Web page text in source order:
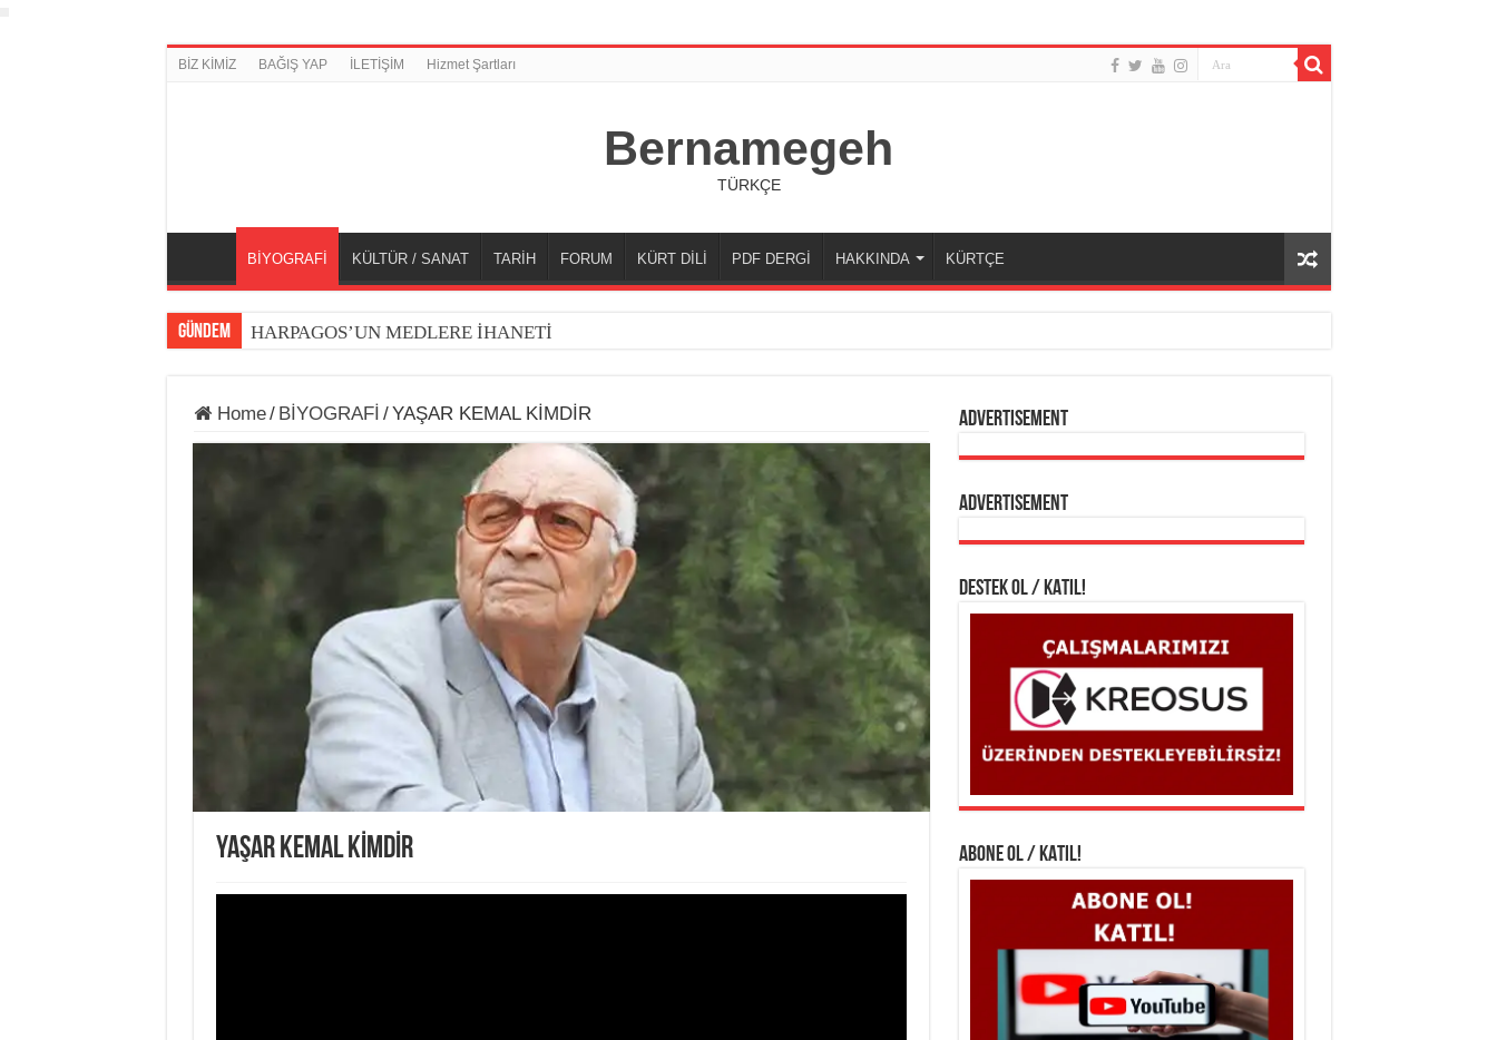
BİZ KİMİZ BAĞIŞ YAP İLETİŞİM Hizmet Şartları
Bernamegeh
TÜRKÇE
BİYOGRAFİ KÜLTÜR / SANAT TARİH FORUM KÜRT DİLİ PDF DERGİ HAKKINDA KÜRTÇE
GÜNDEM HARPAGOS’UN MEDLERE İHANETİ
Home/ BİYOGRAFİ /YAŞAR KEMAL KİMDİR
YAŞAR KEMAL KİMDİR
Advertisement
Advertisement
DESTEK OL / KATIL!
ABONE OL / KATIL!